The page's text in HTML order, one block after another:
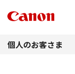
個人のお客さま